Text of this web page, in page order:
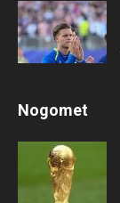
Nogomet